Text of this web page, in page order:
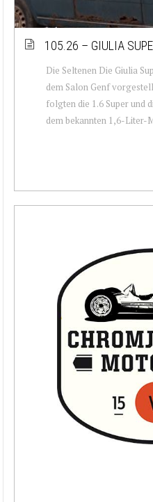
105.26 – GIULIA
Die Seltenen Die Giulia
dem Salon Genf
folgten die 1.6 Super und
dem bekannten 1,6-Liter-